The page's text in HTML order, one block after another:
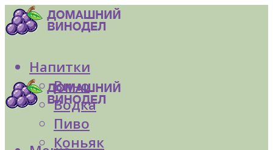
Напитки
Вино
Водка
Пиво
Коньяк